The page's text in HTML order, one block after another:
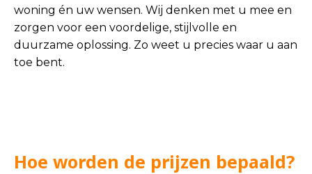
woning én uw wensen. Wij denken met u mee en
zorgen voor een voordelige, stijlvolle en
duurzame oplossing. Zo weet u precies waar u aan
toe bent.
Hoe worden de prijzen bepaald?